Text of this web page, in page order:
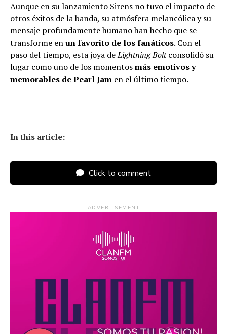
Aunque en su lanzamiento Sirens no tuvo el impacto de
otros éxitos de la banda, su atmósfera melancólica y su
mensaje profundamente humano han hecho que se
transforme enun favorito de los fanáticos. Con el
paso del tiempo, esta joya deLightning Boltconsolidó su
lugar como uno de los momentosmás emotivos y
memorables de Pearl Jam en el último tiempo.
In this article:
Click to comment
ADVERTISEMENT